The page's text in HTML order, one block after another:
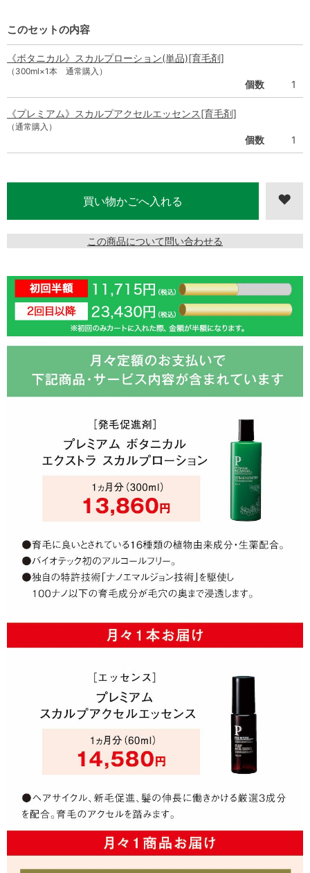
このセットの内容
《ボタニカル》スカルプローション(単品)[育毛剤]
（300ml×1本 通常購入）
個数 1
《プレミアム》スカルプアクセルエッセンス[育毛剤]
（通常購入）
個数 1
この商品について問い合わせる